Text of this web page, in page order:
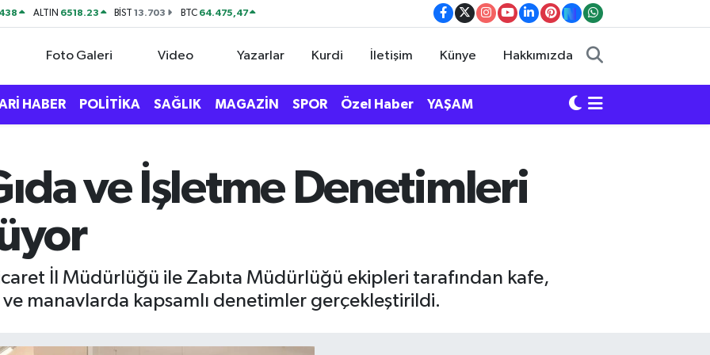
ALTIN 6518.23 BİST13.703 BTC 64.475,47
Foto Galeri Video Yazarlar Kurdi İletişim Künye Hakkımızda
HABER POLİTİKA SAĞLIK MAGAZİN SPOR Özel Haber YAŞAM
ve İşletme Denetimleri
İl Müdürlüğü ile Zabıta Müdürlüğü ekipleri tarafından kafe,
manavlarda kapsamlı denetimler gerçekleştirildi.